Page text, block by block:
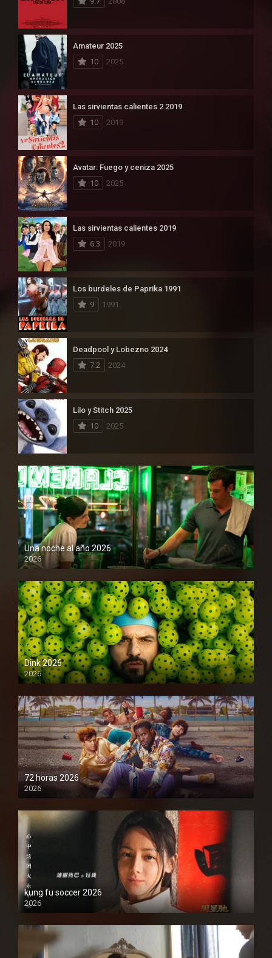
Amateur 2025
10
2025
Las sirvientas calientes 2 2019
10
2019
Avatar: Fuego y ceniza 2025
10
2025
Las sirvientas calientes 2019
6.3
2019
Los burdeles de Paprika 1991
9
1991
Deadpool y Lobezno 2024
7.2
2024
Lilo y Stitch 2025
10
2025
Una noche al año 2026
2026
1080P
Dink 2026
2026
1080P
72 horas 2026
2026
1080P
kung fu soccer 2026
2026
1080P